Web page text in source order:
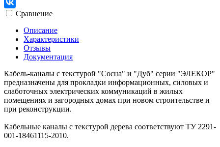
Сравнение
Описание
Характеристики
Отзывы
Документация
Кабель-каналы с текстурой "Сосна" и "Дуб" серии "ЭЛЕКОР"
предназначены для прокладки информационных, силовых и
слаботочных электрических коммуникаций в жилых
помещениях и загородных домах при новом строительстве и
при реконструкции.
Кабельные каналы с текстурой дерева соответствуют ТУ 2291-
001-18461115-2010.